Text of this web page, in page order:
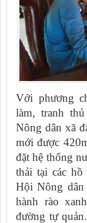
Với phương
làm, tranh
Nông dân xã
mới được
đặt hệ thống
thải tại các hồ
Hội Nông
hành rào
đường tự